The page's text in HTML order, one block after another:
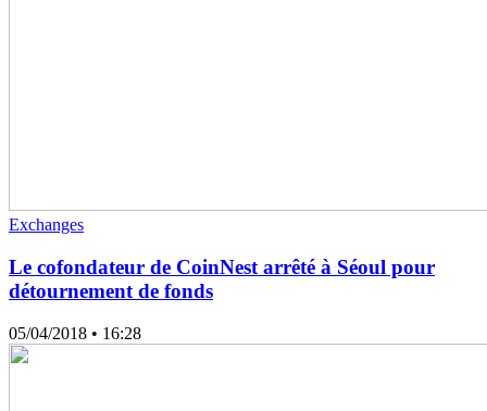
Exchanges
Le cofondateur de CoinNest arrêté à Séoul pour
détournement de fonds
05/04/2018 • 16:28